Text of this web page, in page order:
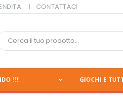
CONTATTACI
!!! GIOCHI E